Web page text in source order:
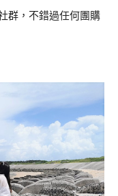
群，不錯過任何團購